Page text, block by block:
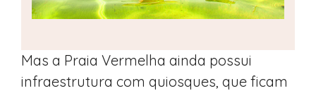
Mas a Praia Vermelha ainda possui
infraestrutura com quiosques, que ficam